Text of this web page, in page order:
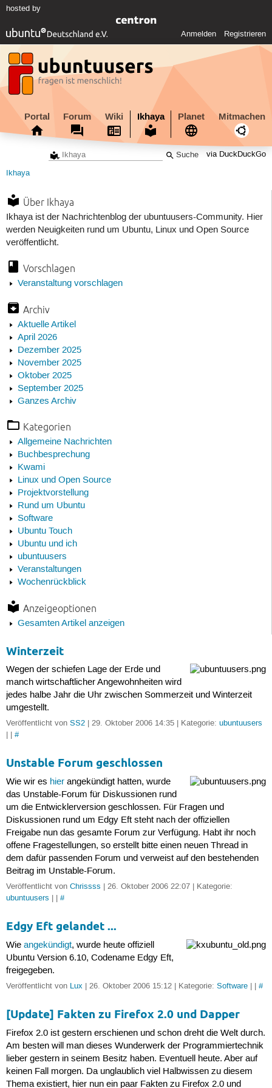
hosted by
Anmelden Registrieren
Portal Forum Wiki Ikhaya Planet Mitmachen
via DuckDuckGo
Ikhaya
Über Ikhaya
Ikhaya ist der Nachrichtenblog der ubuntuusers-Community. Hier
werden Neuigkeiten rund um Ubuntu, Linux und Open Source
veröffentlicht.
Vorschlagen
Veranstaltung vorschlagen
Archiv
Aktuelle Artikel
April 2026
Dezember 2025
November 2025
Oktober 2025
September 2025
Ganzes Archiv
Kategorien
Allgemeine Nachrichten
Buchbesprechung
Kwami
Linux und Open Source
Projektvorstellung
Rund um Ubuntu
Software
Ubuntu Touch
Ubuntu und ich
ubuntuusers
Veranstaltungen
Wochenrückblick
Anzeigeoptionen
Gesamten Artikel anzeigen
Winterzeit
Wegen der schiefen Lage der Erde und
manch wirtschaftlicher Angewohnheiten wird
jedes halbe Jahr die Uhr zwischen Sommerzeit und Winterzeit
umgestellt.
Veröffentlicht von SS2| 29. Oktober 2006 14:35 | Kategorie: ubuntuusers
| | #
Unstable Forum geschlossen
Wie wir es hierangekündigt hatten, wurde
das Unstable-Forum für Diskussionen rund
um die Entwicklerversion geschlossen. Für Fragen und
Diskussionen rund um Edgy Eft steht nach der offiziellen
Freigabe nun das gesamte Forum zur Verfügung. Habt ihr noch
offene Fragestellungen, so erstellt bitte einen neuen Thread in
dem dafür passenden Forum und verweist auf den bestehenden
Beitrag im Unstable-Forum.
Veröffentlicht von Chrissss | 26. Oktober 2006 22:07 | Kategorie:
ubuntuusers | | #
Edgy Eft gelandet ...
Wie angekündigt, wurde heute offiziell
Ubuntu Version 6.10, Codename Edgy Eft,
freigegeben.
Veröffentlicht von Lux| 26. Oktober 2006 15:12 | Kategorie: Software| | #
[Update] Fakten zu Firefox 2.0 und Dapper
Firefox 2.0 ist gestern erschienen und schon dreht die Welt durch.
Am besten will man dieses Wunderwerk der Programmiertechnik
lieber gestern in seinem Besitz haben. Eventuell heute. Aber auf
keinen Fall morgen. Da unglaublich viel Halbwissen zu diesem
Thema existiert, hier nun ein paar Fakten zu Firefox 2.0 und